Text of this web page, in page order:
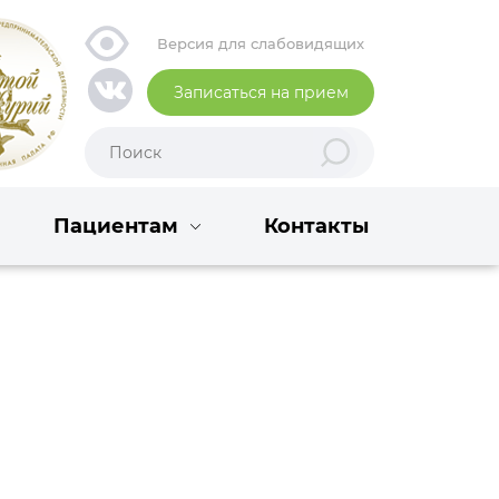
Версия для слабовидящих
Записаться на прием
Пациентам Контакты